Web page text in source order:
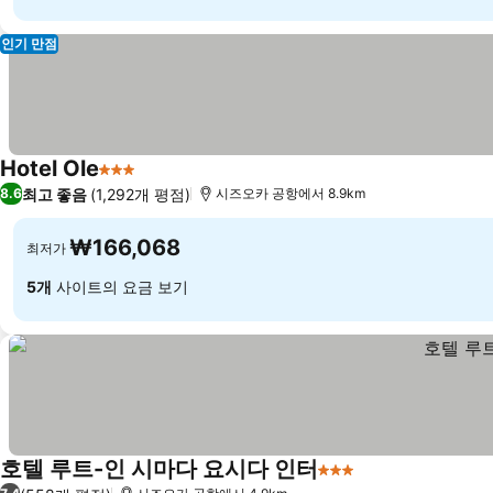
인기 만점
Hotel Ole3 성급
8.6최고 좋음 (1,292개 평점) 시즈오카 공항에서 8.9km
최저가 ₩166,068
5개 사이트의 요금 보기
호텔 루트-인 시마다 요시다 인터3 성급